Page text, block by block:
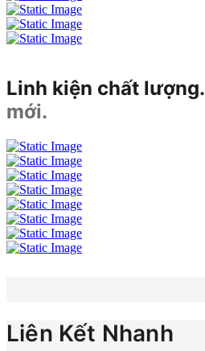
Linh kiện chất lượng.
mới.
Liên Kết Nhanh